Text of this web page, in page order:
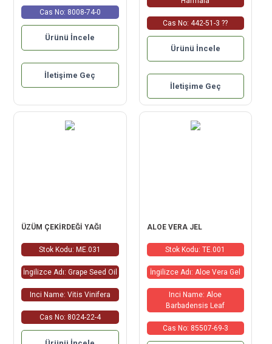
Cas No: 8008-74-0
Ürünü İncele
İletişime Geç
Cas No: 442-51-3 ??
Ürünü İncele
İletişime Geç
ÜZÜM ÇEKİRDEĞİ YAĞI
Stok Kodu: ME.031
İngilizce Adı: Grape Seed Oil
Inci Name: Vitis Vinifera
Cas No: 8024-22-4
ALOE VERA JEL
Stok Kodu: TE.001
İngilizce Adı: Aloe Vera Gel
Inci Name: Aloe
Barbadensis Leaf
Cas No: 85507-69-3